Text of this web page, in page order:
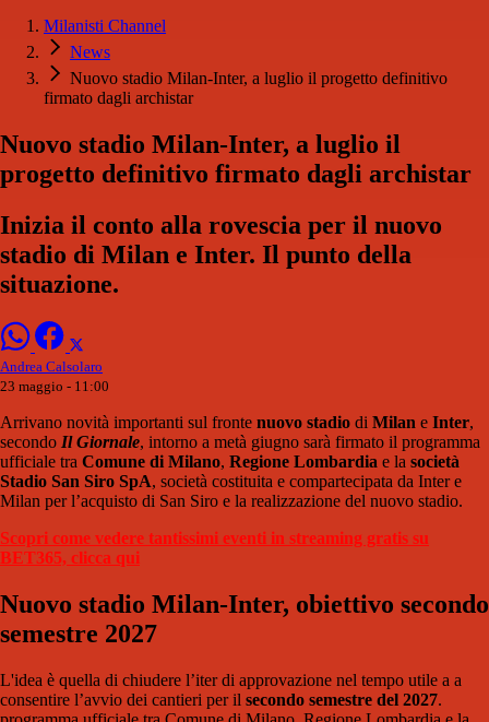
Milanisti Channel
News
Nuovo stadio Milan-Inter, a luglio il progetto definitivo
firmato dagli archistar
Nuovo stadio Milan-Inter, a luglio il
progetto definitivo firmato dagli archistar
Inizia il conto alla rovescia per il nuovo
stadio di Milan e Inter. Il punto della
situazione.
Andrea Calsolaro
23 maggio - 11:00
Arrivano novità importanti sul fronte nuovo stadio di Milan e Inter,
secondo Il Giornale, intorno a metà giugno sarà firmato il programma
ufficiale tra Comune di Milano, Regione Lombardia e la società
Stadio San Siro SpA, società costituita e compartecipata da Inter e
Milan per l’acquisto di San Siro e la realizzazione del nuovo stadio.
Scopri come vedere tantissimi eventi in streaming gratis su
BET365, clicca qui
Nuovo stadio Milan-Inter, obiettivo secondo
semestre 2027
L'idea è quella di chiudere l’iter di approvazione nel tempo utile a a
consentire l’avvio dei cantieri per il secondo semestre del 2027.